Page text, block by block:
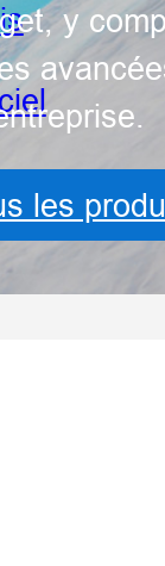
les
y